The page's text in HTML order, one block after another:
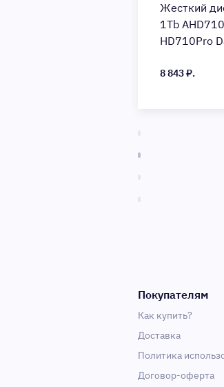
Жесткий
1Tb
HD710Pro
8 843 ₽.
Покупателям
Как купить?
Доставка
Политика
Договор-оферта